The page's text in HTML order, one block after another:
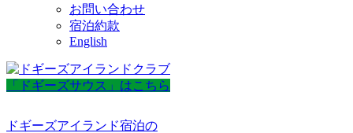
お問い合わせ
宿泊約款
English
「ドギーズサウス」はこちら
ドギーズアイランド宿泊の